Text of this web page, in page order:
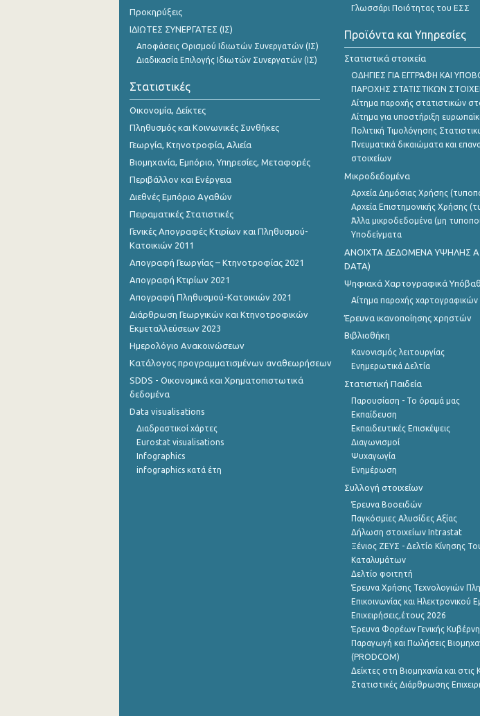
Προκηρύξεις
ΙΔΙΩΤΕΣ ΣΥΝΕΡΓΑΤΕΣ (ΙΣ)
Αποφάσεις Ορισμού Ιδιωτών Συνεργατών (ΙΣ)
Διαδικασία Επιλογής Ιδιωτών Συνεργατών (ΙΣ)
Στατιστικές
Οικονομία, Δείκτες
Πληθυσμός και Κοινωνικές Συνθήκες
Γεωργία, Κτηνοτροφία, Αλιεία
Βιομηχανία, Εμπόριο, Υπηρεσίες, Μεταφορές
Περιβάλλον και Ενέργεια
Διεθνές Εμπόριο Αγαθών
Πειραματικές Στατιστικές
Γενικές Απογραφές Κτιρίων και Πληθυσμού-
Κατοικιών 2011
Απογραφή Γεωργίας – Κτηνοτροφίας 2021
Απογραφή Κτιρίων 2021
Απογραφή Πληθυσμού-Κατοικιών 2021
Διάρθρωση Γεωργικών και Κτηνοτροφικών
Εκμεταλλεύσεων 2023
Ημερολόγιο Ανακοινώσεων
Κατάλογος προγραμματισμένων αναθεωρήσεων
SDDS - Οικονομικά και Χρηματοπιστωτικά
δεδομένα
Data visualisations
Διαδραστικοί χάρτες
Eurostat visualisations
Infographics
infographics κατά έτη
Γλωσσάρι Ποιότητας του ΕΣΣ
Προϊόντα και Υπηρεσίες
Στατιστικά στοιχεία
ΟΔΗΓΙΕΣ ΓΙΑ ΕΓΓΡΑΦΗ ΚΑΙ
ΠΑΡΟΧΗΣ ΣΤΑΤΙΣΤΙΚΩΝ
Αίτημα παροχής στατιστικών
Αίτημα για υποστήριξη
Πολιτική Τιμολόγησης
Πνευματικά δικαιώματα και
στοιχείων
Μικροδεδομένα
Αρχεία Δημόσιας Χρήσης
Αρχεία Επιστημονικής Χρήσης
Άλλα μικροδεδομένα (μη
Υποδείγματα
ANOIXTA ΔΕΔΟΜΕΝΑ ΥΨΗΛΗΣ
DATA)
Ψηφιακά Χαρτογραφικά
Αίτημα παροχής
Έρευνα ικανοποίησης χρηστών
Βιβλιοθήκη
Κανονισμός λειτουργίας
Ενημερωτικά Δελτία
Στατιστική Παιδεία
Παρουσίαση - Το όραμά μας
Εκπαίδευση
Εκπαιδευτικές Επισκέψεις
Διαγωνισμοί
Ψυχαγωγία
Ενημέρωση
Συλλογή στοιχείων
Έρευνα Βοοειδών
Παγκόσμιες Αλυσίδες Αξίας
Δήλωση στοιχείων Intrastat
Ξένιος ΖΕΥΣ - Δελτίο Κίνησης
Καταλυμάτων
Δελτίο φοιτητή
Έρευνα Χρήσης Τεχνολογιών
Επικοινωνίας και Ηλεκτρονικού
Επιχειρήσεις,έτους 2026
Έρευνα Φορέων Γενικής
Παραγωγή και Πωλήσεις
(PRODCOM)
Δείκτες στη Βιομηχανία και στις
Στατιστικές Διάρθρωσης